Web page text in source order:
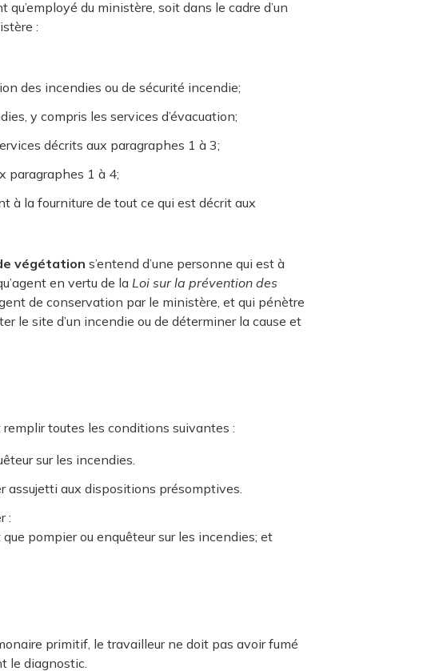
du ministère, soit dans le cadre d’un
:
des incendies ou de sécurité incendie;
y compris les services d’évacuation;
décrits aux paragraphes 1 à 3;
paragraphes 1 à 4;
à la fourniture de tout ce qui est décrit aux
végétation s’entend d’une personne qui est à
en vertu de la Loi sur la prévention des
de conservation par le ministère, et qui pénètre
le site d’un incendie ou de déterminer la cause et
toutes les conditions suivantes :
sur les incendies.
assujetti aux dispositions présomptives.
:
pompier ou enquêteur sur les incendies; et
primitif, le travailleur ne doit pas avoir fumé
le diagnostic.